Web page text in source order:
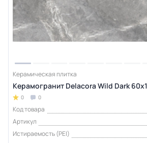
Керамическая плитка
Керамогранит Delacora Wild Dark
0 0
Код товара
Артикул
Истираемость (PEI)